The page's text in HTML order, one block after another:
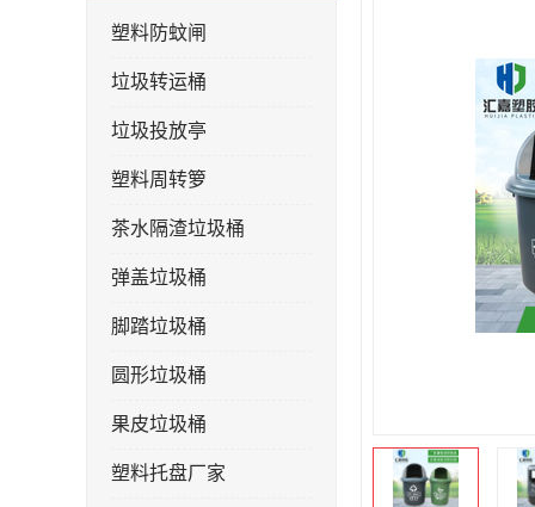
塑料防蚊闸
垃圾转运桶
垃圾投放亭
塑料周转箩
茶水隔渣垃圾桶
弹盖垃圾桶
脚踏垃圾桶
圆形垃圾桶
果皮垃圾桶
塑料托盘厂家